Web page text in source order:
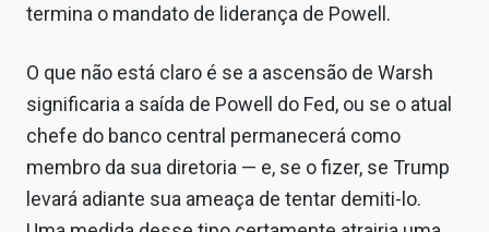
termina o mandato de liderança de Powell.
O que não está claro é se a ascensão de Warsh
significaria a saída de Powell do Fed, ou se o atual
chefe do banco central permanecerá como
membro da sua diretoria — e, se o fizer, se Trump
levará adiante sua ameaça de tentar demiti-lo.